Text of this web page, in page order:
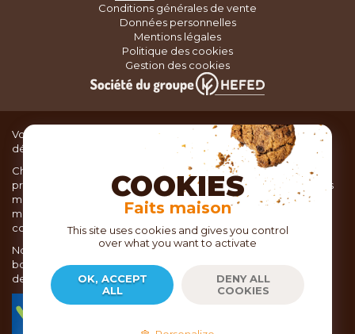
Conditions générales de vente
Données personnelles
Mentions légales
Politique des cookies
Gestion des cookies
Vous recherchez du matériel de cuisine pour concocter de
délicieux plats ou des pâtisseries dignes d’un grand chef ?
Chez TOC, boutique d’ustensiles de cuisine, nous vous
proposons une large sélection de produits issus des meilleures
marques de matériel de cuisine: Ustensiles de pâtisserie,
matériel de cuisson, service de table, ustensiles de cuisine,
coutellerie, set picnic.
Nous vous réservons un accueil chaleureux au sein de nos 21
boutiques, mais vous trouverez également tout votre matériel
de cuisine en ligne sur notre site internet toc.fr
commerce et de la vente à distance depuis 2018.
COOKIES
Faits maison
This site uses cookies and gives you control
over what you want to activate
OK, ACCEPT
ALL
DENY ALL
COOKIES